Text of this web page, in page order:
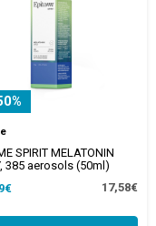
SPIRIT MELATONIN
385 aerosols (50ml)
17,58€